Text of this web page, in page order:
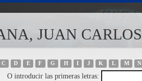
JUAN CARLOS
C D E F G H I J K L M N
O introducir las primeras letras: